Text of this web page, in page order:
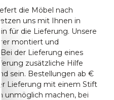
die Möbel nach
uns mit Ihnen in
für die Lieferung. Unsere
montiert und
der Lieferung eines
zusätzliche Hilfe
sein. Bestellungen ab €
Lieferung mit einem Stift
unmöglich machen, bei